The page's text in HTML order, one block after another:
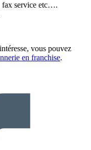
fax service etc….
vous pouvez
en franchise.